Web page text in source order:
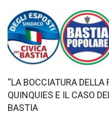
“LA BOCCIATURA
QUINQUIES E IL CASO
BASTIA